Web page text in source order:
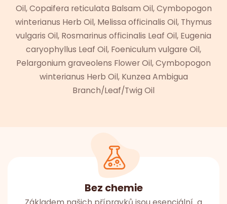
Oil, Copaifera reticulata Balsam Oil, Cymbopogon
winterianus Herb Oil, Melissa officinalis Oil, Thymus
vulgaris Oil, Rosmarinus officinalis Leaf Oil, Eugenia
caryophyllus Leaf Oil, Foeniculum vulgare Oil,
Pelargonium graveolens Flower Oil, Cymbopogon
winterianus Herb Oil, Kunzea Ambigua
Branch/Leaf/Twig Oil
Bez chemie